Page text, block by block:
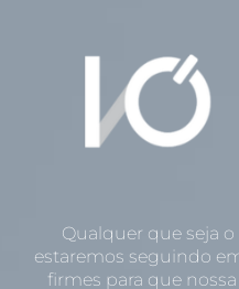
Qualquer que seja
estaremos seguindo
firmes para que